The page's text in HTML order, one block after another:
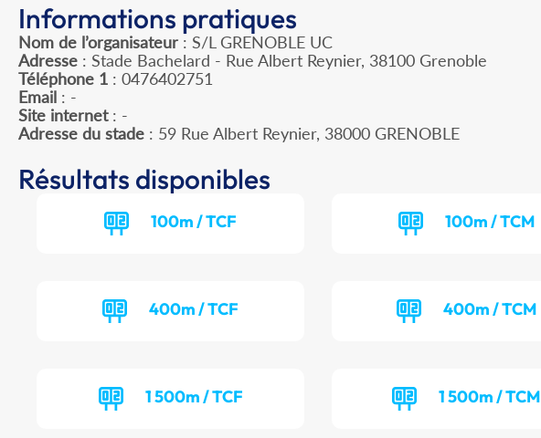
Informations pratiques
Nom de l’organisateur : S/L GRENOBLE UC
Adresse : Stade Bachelard - Rue Albert Reynier, 38100 Grenoble
Téléphone 1 : 0476402751
Email : -
Site internet: -
Adresse du stade : 59 Rue Albert Reynier, 38000 GRENOBLE
Résultats disponibles
100m / TCF 100m / TCM
400m / TCF 400m / TCM
1 500m / TCF 1 500m / TCM